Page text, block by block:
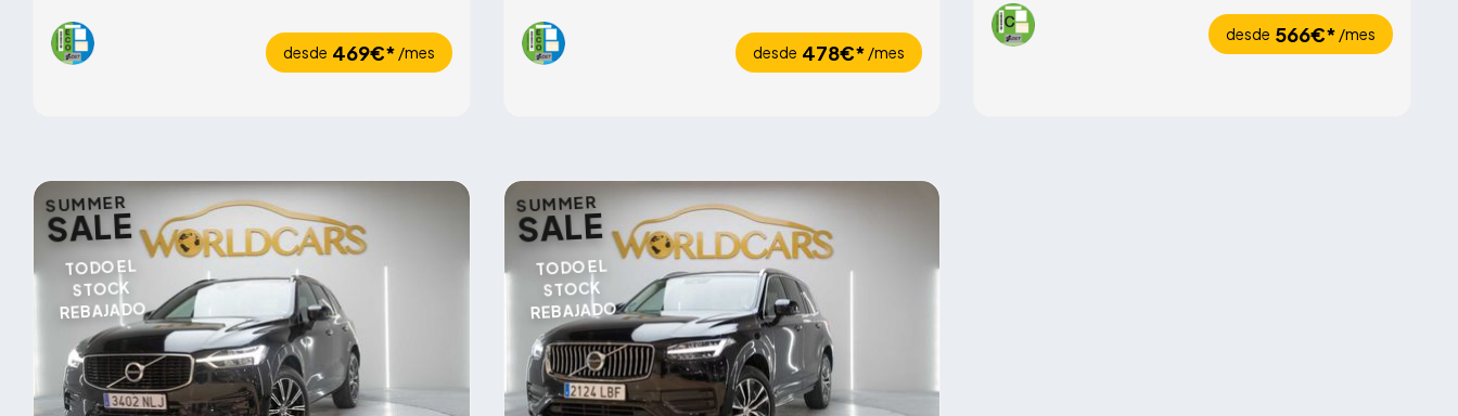
desde 469€* /mes desde 478€* /mes
desde 566€* /mes
SUMMER
SALE
TODO EL
STOCK
REBAJADO
SUMMER
SALE
TODO EL
STOCK
REBAJADO